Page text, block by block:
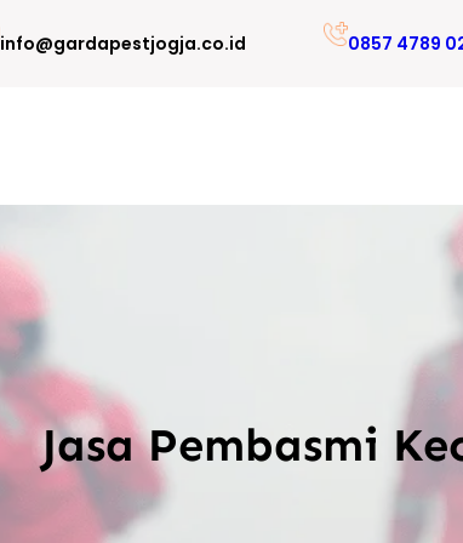
info@gardapestjogja.co.id 0857 4789
Jasa Pembasmi